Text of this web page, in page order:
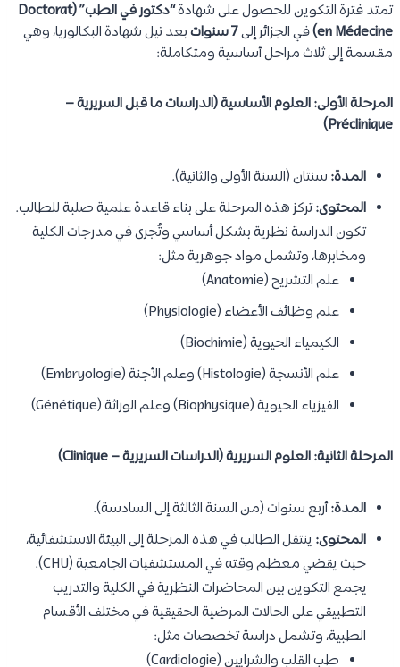
تمتد فترة التكوين للحصول على شهادة
“دكتور في الطب” (Doctorat
en Médecine) في الجزائر إلى7 سنوات
بعد نيل شهادة البكالوريا، وهي
مقسمة إلى ثلاث مراحل أساسية ومتكاملة:
المرحلة الأولى: العلوم الأساسية (الدراسات ما قبل السريرية –
Préclinique)
المدة: سنتان (السنة الأولى والثانية).
المحتوى:تركز هذه المرحلة على بناء قاعدة علمية صلبة للطالب.
تكون الدراسة نظرية بشكل أساسي وتُجرى في مدرجات الكلية
ومخابرها، وتشمل مواد جوهرية مثل:
علم التشريح (Anatomie)
علم وظائف الأعضاء (Physiologie)
الكيمياء الحيوية (Biochimie)
علم الأنسجة (Histologie) وعلم الأجنة (Embryologie)
الفيزياء الحيوية (Biophysique) وعلم الوراثة (Génétique)
المرحلة الثانية: العلوم السريرية (الدراسات السريرية – Clinique)
المدة:أربع سنوات (من السنة الثالثة إلى السادسة).
المحتوى: ينتقل الطالب في هذه المرحلة إلى البيئة الاستشفائية،
حيث يقضي معظم وقته في المستشفيات الجامعية (CHU).
يجمع التكوين بين المحاضرات النظرية في الكلية والتدريب
التطبيقي على الحالات المرضية الحقيقية في مختلف الأقسام
الطبية، وتشمل دراسة تخصصات مثل:
طب القلب والشرايين (Cardiologie)